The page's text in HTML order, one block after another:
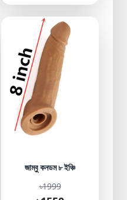
জাম্বু কনডম ৮ ইঞ্চি
৳1999